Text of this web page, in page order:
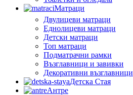
Матраци
Двулицеви матраци
Еднолицеви матраци
Детски матраци
Топ матраци
Подматрачни рамки
Възглавници и завивки
Декоративни възглавници
Детска Стая
Антре